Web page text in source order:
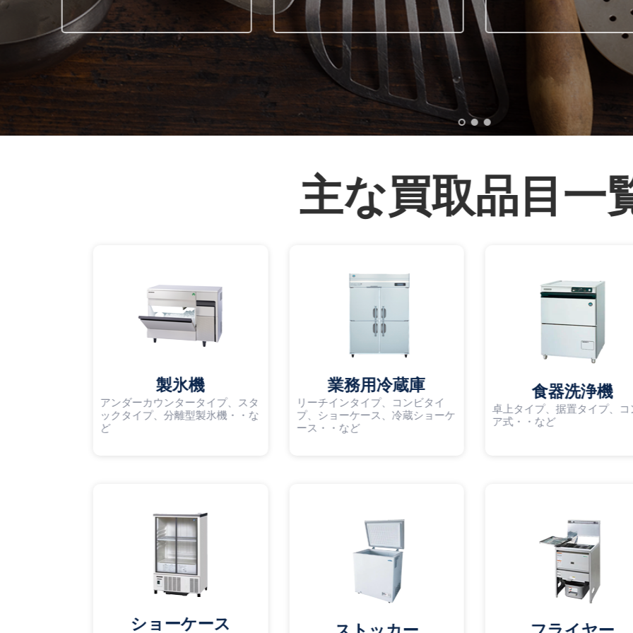
主な買取品目一
製氷機
アンダーカウンタータイプ、スタ
ックタイプ、分離型製氷機・・な
ど
業務用冷蔵庫
リーチインタイプ、コンビタイ
プ、ショーケース、冷蔵ショーケ
ース・・など
食器洗浄機
卓上タイプ、据置タイプ、コ
ア式・・など
ショーケース